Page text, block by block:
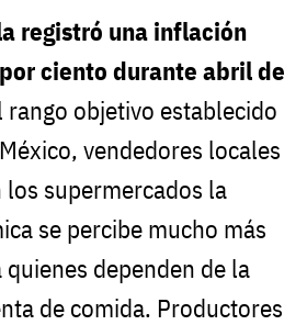
registró una inflación
ciento durante abril de
rango objetivo establecido
vendedores locales
los supermercados la
se percibe mucho más
dependen de la
de comida. Productores